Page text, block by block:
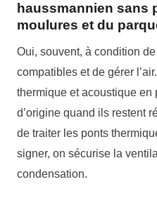
haussmannien sans
moulures et du
Oui, souvent, à condition
compatibles et de gérer
thermique et acoustique en
d’origine quand ils restent
de traiter les ponts
signer, on sécurise la
condensation.